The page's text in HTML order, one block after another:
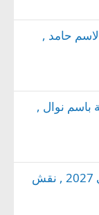
روعة لاسم حامد ,
روعة باسم نوال ,
زخرفة اسم ايمي , زخارف لاسم ايمي 2027 , نقش